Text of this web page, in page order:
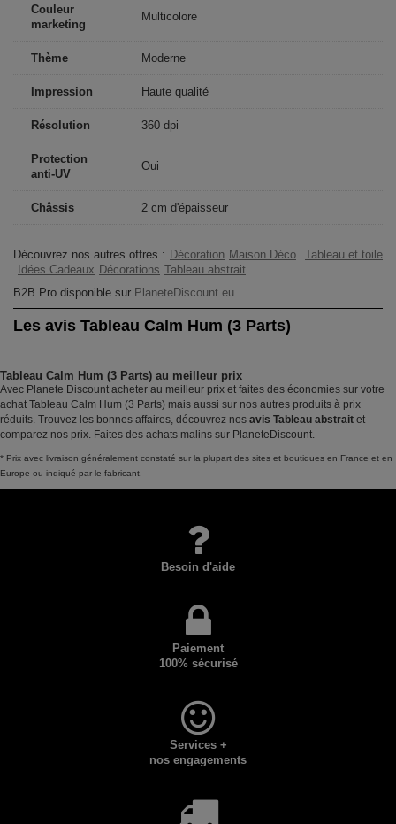
Couleur
marketing
Multicolore
Thème Moderne
Impression Haute qualité
Résolution 360 dpi
Protection
anti-UV
Oui
Châssis 2 cm d'épaisseur
Découvrez nos autres offres : Décoration Maison Déco
Tableau et toile
Idées Cadeaux Décorations Tableau abstrait
B2B Pro disponible sur PlaneteDiscount.eu
Les avis Tableau Calm Hum (3 Parts)
Tableau Calm Hum (3 Parts) au meilleur prix
Avec Planete Discount acheter au meilleur prix et faites des économies sur votre
achat Tableau Calm Hum (3 Parts) mais aussi sur nos autres produits à prix
réduits. Trouvez les bonnes affaires, découvrez nos avis Tableau abstrait et
comparez nos prix. Faites des achats malins sur PlaneteDiscount.
* Prix avec livraison généralement constaté sur la plupart des sites et boutiques en France et en
Europe ou indiqué par le fabricant.
Besoin d'aide
Paiement
100% sécurisé
Services +
nos engagements